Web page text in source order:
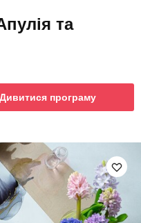
та
Дивитися програму